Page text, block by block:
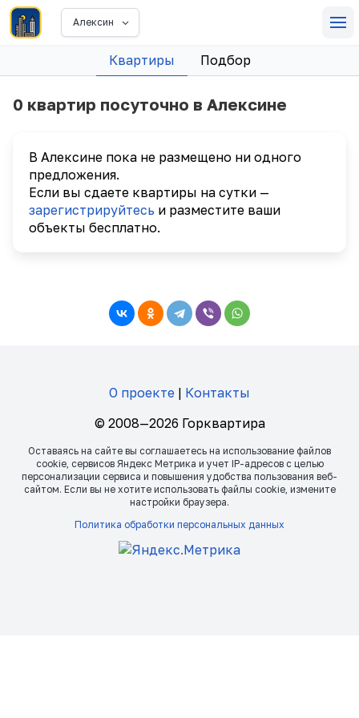
Алексин
Квартиры Подбор
0 квартир посуточно в Алексине
В Алексине пока не размещено ни одного
предложения.
Если вы сдаете квартиры на сутки —
зарегистрируйтесь и разместите ваши
объекты бесплатно.
О проекте | Контакты
© 2008—2026 Горквартира
Оставаясь на сайте вы соглашаетесь на использование файлов
сookie, сервисов Яндекс Метрика и учет IP-адресов с целью
персонализации сервиса и повышения удобства пользования веб-
сайтом. Если вы не хотите использовать файлы сookie, измените
настройки браузера.
Политика обработки персональных данных